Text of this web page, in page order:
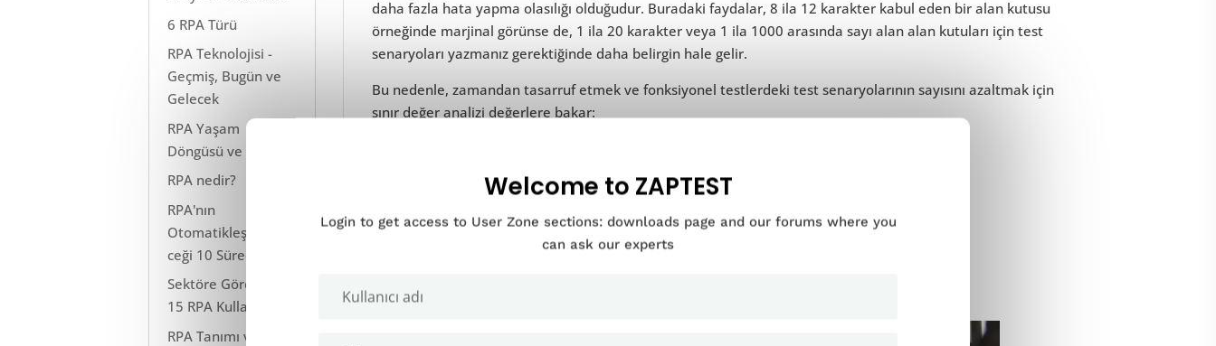
daha fazla hata yapma olasılığı olduğudur. Buradaki faydalar, 8 ila 12 karakter kabul eden bir alan kutusu
örneğinde marjinal görünse de, 1 ila 20 karakter veya 1 ila 1000 arasında sayı alan alan kutuları için test
senaryoları yazmanız gerektiğinde daha belirgin hale gelir.
Bu nedenle, zamandan tasarruf etmek ve fonksiyonel testlerdeki test senaryolarının sayısını azaltmak için
sınır değer analizi değerlere bakar:
Minimum değerin hemen altında
Maksimum değerde
Maksimum değerin hemen üstünde
6 RPA Türü
RPA Teknolojisi -
Geçmiş, Bugün ve
Gelecek
RPA Yaşam
Döngüsü ve Süreci
RPA nedir?
RPA'nın
Otomatikleştirebile
ceği 10 Süreç
Sektöre Göre En İyi
15 RPA Kullanımı
RPA Tanımı ve
Welcome to ZAPTEST
Login to get access to User Zone sections: downloads page and our forums where you
can ask our experts